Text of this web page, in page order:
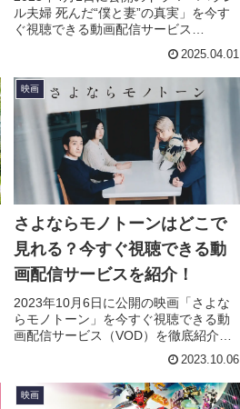
ル夫婦 死んだ“僕と妻”の真実」を今す
ぐ視聴できる動画配信サービス
スト・声優、スタッフ、主題歌の情報
はもちろん、実際に見た人の感想やレ
ビューもまとめています。
2025.04.01
映画
さよならモノトーンはどこで
見れる？今すぐ視聴できる動
画配信サービスを紹介！
2023年10月6日に公開の映画「さよな
らモノトーン」を今すぐ視聴できる動
画配信サービス（VOD）を徹底紹介。
あらすじやキャスト・声優、スタッ
フ、主題歌の情報はもちろん、実際に
見た人の感想やレビューもまとめてい
ます。
2023.10.06
映画